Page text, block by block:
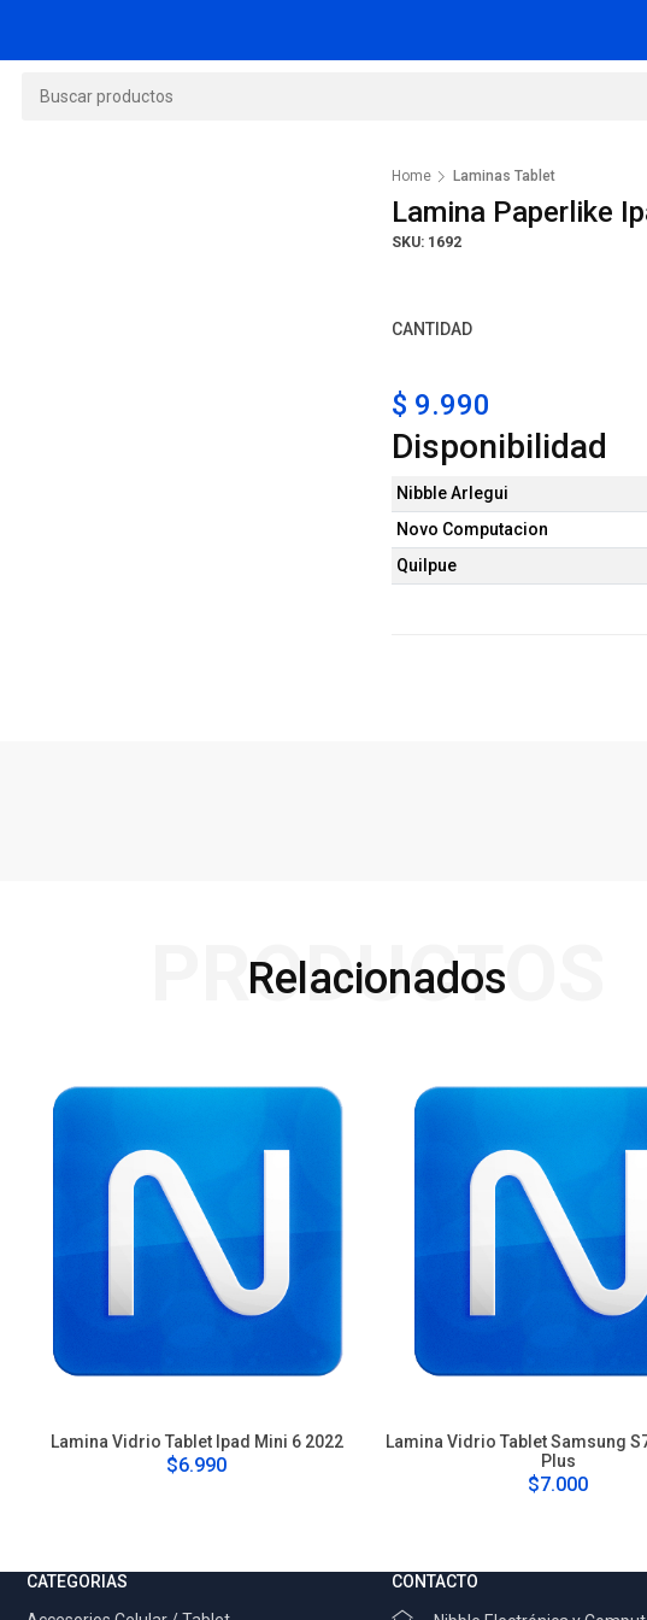
Home Laminas Tablet
Lamina Paperlike
SKU: 1692
CANTIDAD
$ 9.990
Disponibilidad
Nibble Arlegui
Novo Computacion
Quilpue
Relacionados
PRODUCTOS
Lamina Vidrio Tablet Ipad Mini 6 2022
$6.990
Lamina Vidrio Tablet Samsung
Plus
$7.000
CATEGORIAS
CONTACTO